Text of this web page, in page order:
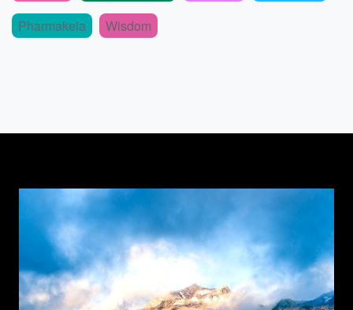
Pharmakeia
Wisdom